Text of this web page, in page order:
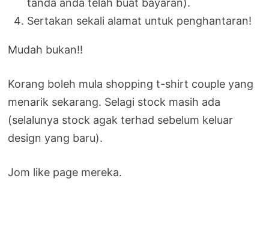
tanda anda telah buat bayaran).
Sertakan sekali alamat untuk penghantaran!
Mudah bukan!!
Korang boleh mula shopping t-shirt couple yang
menarik sekarang. Selagi stock masih ada
(selalunya stock agak terhad sebelum keluar
design yang baru).
Jom like page mereka.